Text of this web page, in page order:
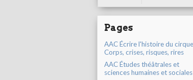
Pages
AAC Écrire l'histoire du
Corps, crises, risques, rires
AAC Études théâtrales et
sciences humaines et sociales